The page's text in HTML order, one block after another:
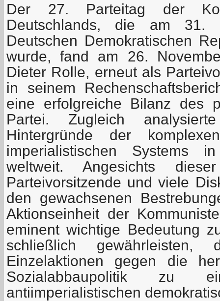
Der 27. Parteitag der
Deutschlands, die am
Deutschen Demokratischen
wurde, fand am 26.
Dieter Rolle, erneut als
in seinem
eine erfolgreiche Bilanz des
Partei. Zugleich
Hintergründe der
imperialistischen Systems
weltweit. Angesichts
Parteivorsitzende und viele
den gewachsenen
Aktionseinheit der
eminent wichtige Bedeutung
schließlich
Einzelaktionen gegen die
Sozialabbaupolitik zu
antiimperialistischen